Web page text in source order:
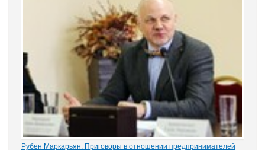
Рубен Маркарьян: Приговоры в отношении предпринимателей